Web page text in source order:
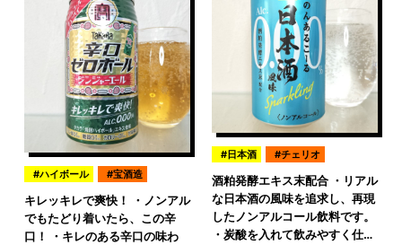
ハイボール 宝酒造
キレッキレで爽快！ ・ノンアル
でもたどり着いたら、この辛
口！ ・キレのある辛口の味わ
日本酒 チェリオ
酒粕発酵エキス末配合 ・リアル
な日本酒の風味を追求し、再現
したノンアルコール飲料です。
・炭酸を入れて飲みやすく仕…